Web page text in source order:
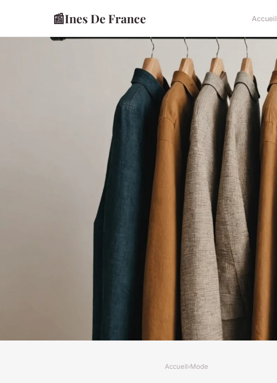
📰Ines De France Accueil
Accueil›Mode